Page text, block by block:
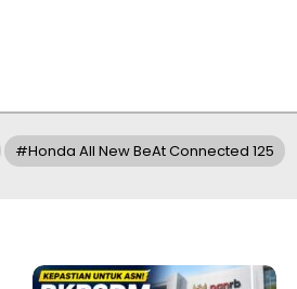
#Honda All New BeAt Connected 125